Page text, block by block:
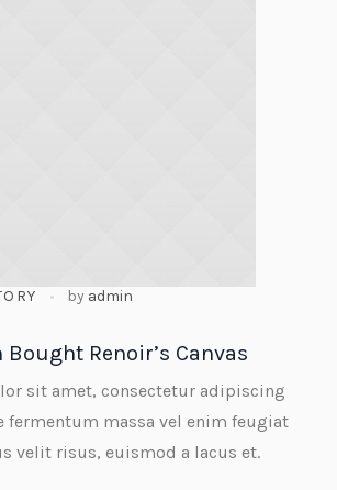
by admin
Renoir’s Canvas
sit amet, consectetur adipiscing
fermentum massa vel enim feugiat
velit risus, euismod a lacus et.